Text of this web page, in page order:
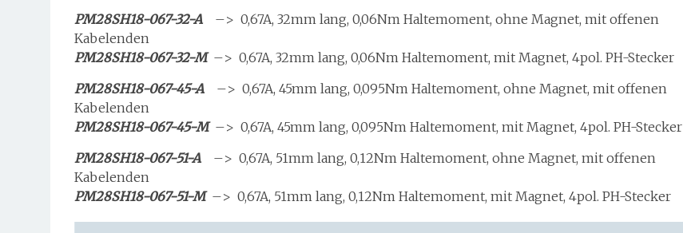
PM28SH18-067-32-A–> 0,67A, 32mm lang, 0,06Nm Haltemoment, ohne Magnet, mit offenen
Kabelenden
PM28SH18-067-32-M–> 0,67A, 32mm lang, 0,06Nm Haltemoment, mit Magnet, 4pol. PH-Stecker
PM28SH18-067-45-A–> 0,67A, 45mm lang, 0,095Nm Haltemoment, ohne Magnet, mit offenen
Kabelenden
PM28SH18-067-45-M–> 0,67A, 45mm lang, 0,095Nm Haltemoment, mit Magnet, 4pol. PH-Stecker
PM28SH18-067-51-A–> 0,67A, 51mm lang, 0,12Nm Haltemoment, ohne Magnet, mit offenen
Kabelenden
PM28SH18-067-51-M–> 0,67A, 51mm lang, 0,12Nm Haltemoment, mit Magnet, 4pol. PH-Stecker